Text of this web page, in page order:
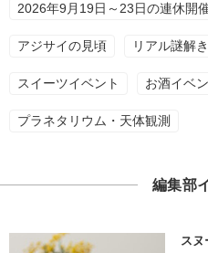
2026年9月19日～23日の連休開
アジサイの見頃 リアル謎解
スイーツイベント お酒イベ
プラネタリウム・天体観測
編集部
スヌ